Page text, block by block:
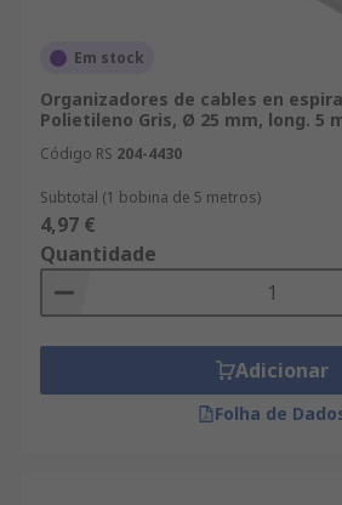
Em stock
Organizadores de cables en espiral
Polietileno Gris, Ø 25 mm, long. 5
Código RS 204-4430
Subtotal (1 bobina de 5 metros)
4,97 €
Quantidade
Adicionar
Folha de